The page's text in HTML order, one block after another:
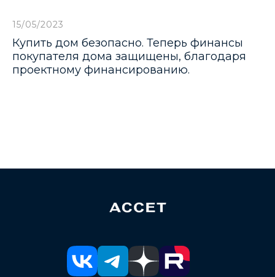
15/05/2023
Купить дом безопасно. Теперь финансы
покупателя дома защищены, благодаря
проектному финансированию.